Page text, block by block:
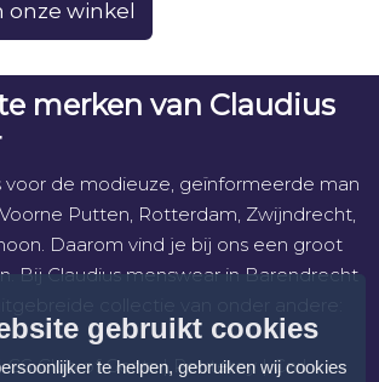
onze winkel
merken van Claudius
voor de modieuze, geïnformeerde man
Putten, Rotterdam, Zwijndrecht,
Daarom vind je bij ons een groot
Bij Claudius menswear in Barendrecht
CG Club of Gents | Peuterey | Carl
gebruikt cookies
te helpen, gebruiken wij cookies